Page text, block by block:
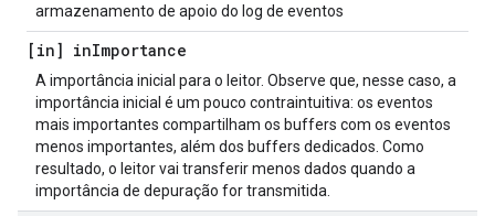
armazenamento de apoio do log de eventos
[in] inImportance
A importância inicial para o leitor. Observe que, nesse caso, a
importância inicial é um pouco contraintuitiva: os eventos
mais importantes compartilham os buffers com os eventos
menos importantes, além dos buffers dedicados. Como
resultado, o leitor vai transferir menos dados quando a
importância de depuração for transmitida.